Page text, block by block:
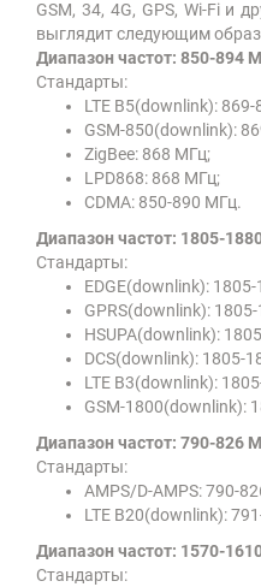
GSM, 34, 4G, GPS, Wi-Fi и
выглядит следующим
Диапазон частот: 850-894
Стандарты:
LTE B5(downlink):
GSM-850(downlink):
ZigBee: 868 МГц;
LPD868: 868 МГц;
CDMA: 850-890 МГц.
Диапазон частот: 1805-
Стандарты:
EDGE(downlink):
GPRS(downlink):
HSUPA(downlink):
DCS(downlink): 1805-
LTE B3(downlink):
GSM-1800(downlink):
Диапазон частот: 790-826
Стандарты:
AMPS/D-AMPS: 790-
LTE B20(downlink):
Диапазон частот: 1570-
Стандарты: